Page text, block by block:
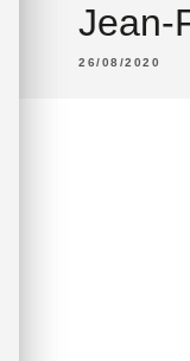
Jean-
26/08/2020